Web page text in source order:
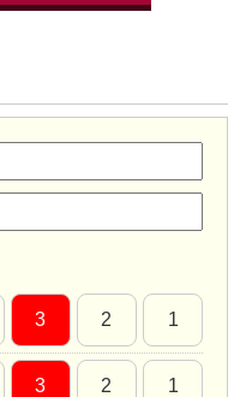
3 2 1
3 2 1